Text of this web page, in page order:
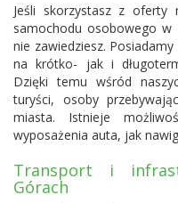
Jeśli skorzystasz z oferty
samochodu osobowego w
nie zawiedziesz.
na krótko- jak i
Dzięki temu wśród
turyści, osoby
miasta. Istnieje
wyposażenia auta, jak
Transport i
Górach